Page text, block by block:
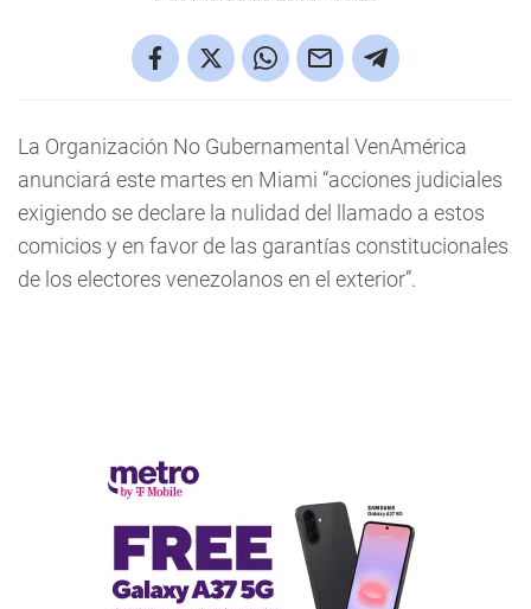
La Organización No Gubernamental VenAmérica
anunciará este martes en Miami “acciones judiciales
exigiendo se declare la nulidad del llamado a estos
comicios y en favor de las garantías constitucionales
de los electores venezolanos en el exterior”.